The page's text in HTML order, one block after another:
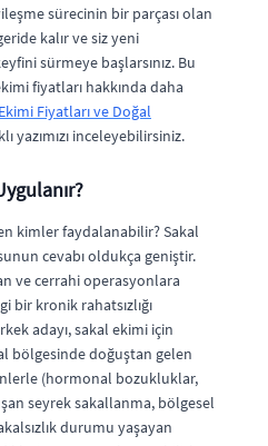
sürecinin bir parçası olan
kalır ve siz yeni
sürmeye başlarsınız. Bu
fiyatları hakkında daha
Fiyatları ve Doğal
yazımızı inceleyebilirsiniz.
kimler faydalanabilir? Sakal
cevabı oldukça geniştir.
ve cerrahi operasyonlara
bir kronik rahatsızlığı
adayı, sakal ekimi için
bölgesinde doğuştan gelen
(hormonal bozukluklar,
seyrek sakallanma, bölgesel
durumu yaşayan